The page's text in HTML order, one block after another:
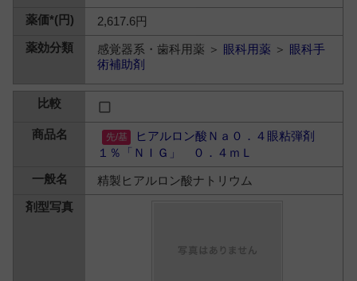
2,617.6円
感覚器系・歯科用薬 ＞ 眼科用薬 ＞ 眼科手
術補助剤
ヒアルロン酸Ｎａ０．４眼粘弾剤
１％「ＮＩＧ」 ０．４ｍＬ
精製ヒアルロン酸ナトリウム